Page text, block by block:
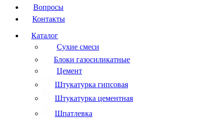
Вопросы
Контакты
Каталог
Сухие смеси
Блоки газосиликатные
Цемент
Штукатурка гипсовая
Штукатурка цементная
Шпатлевка